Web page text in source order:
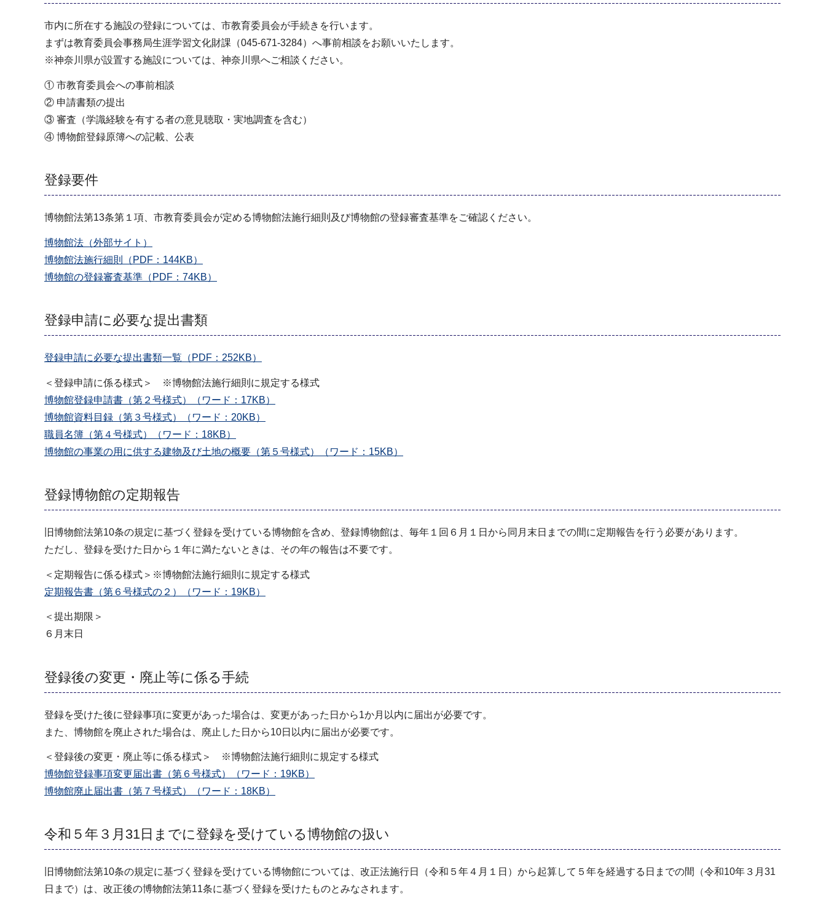
市内に所在する施設の登録については、市教育委員会が手続きを行います。
まずは教育委員会事務局生涯学習文化財課（045-671-3284）へ事前相談をお願いいたします。
※神奈川県が設置する施設については、神奈川県へご相談ください。
① 市教育委員会への事前相談
② 申請書類の提出
③ 審査（学識経験を有する者の意見聴取・実地調査を含む）
④ 博物館登録原簿への記載、公表
登録要件
博物館法第13条第１項、市教育委員会が定める博物館法施行細則及び博物館の登録審査基準をご確認ください。
博物館法（外部サイト）
博物館法施行細則（PDF：144KB）
博物館の登録審査基準（PDF：74KB）
登録申請に必要な提出書類
登録申請に必要な提出書類一覧（PDF：252KB）
＜登録申請に係る様式＞ ※博物館法施行細則に規定する様式
博物館登録申請書（第２号様式）（ワード：17KB）
博物館資料目録（第３号様式）（ワード：20KB）
職員名簿（第４号様式）（ワード：18KB）
博物館の事業の用に供する建物及び土地の概要（第５号様式）（ワード：15KB）
登録博物館の定期報告
旧博物館法第10条の規定に基づく登録を受けている博物館を含め、登録博物館は、毎年１回６月１日から同月末日までの間に定期報告を行う必要があります。
ただし、登録を受けた日から１年に満たないときは、その年の報告は不要です。
＜定期報告に係る様式＞※博物館法施行細則に規定する様式
定期報告書（第６号様式の２）（ワード：19KB）
＜提出期限＞
６月末日
登録後の変更・廃止等に係る手続
登録を受けた後に登録事項に変更があった場合は、変更があった日から1か月以内に届出が必要です。
また、博物館を廃止された場合は、廃止した日から10日以内に届出が必要です。
＜登録後の変更・廃止等に係る様式＞ ※博物館法施行細則に規定する様式
博物館登録事項変更届出書（第６号様式）（ワード：19KB）
博物館廃止届出書（第７号様式）（ワード：18KB）
令和５年３月31日までに登録を受けている博物館の扱い
旧博物館法第10条の規定に基づく登録を受けている博物館については、改正法施行日（令和５年４月１日）から起算して５年を経過する日までの間（令和10年３月31
日まで）は、改正後の博物館法第11条に基づく登録を受けたものとみなされます。